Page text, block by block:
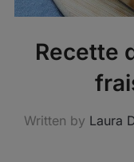
Recette
Written by Laura